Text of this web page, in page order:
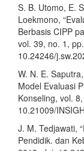
S. B. Utomo, E.
Loekmono,
Berbasis CIPP
vol. 39, no. 1,
10.24246/
W. N. E.
Model Evaluasi
Konseling, vol.
10.21009/
J. M. Tedjawati,
Pendidik. dan